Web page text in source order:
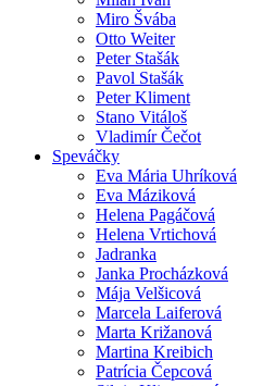
Miro Švába
Otto Weiter
Peter Stašák
Pavol Stašák
Peter Kliment
Stano Vitáloš
Vladimír Čečot
Speváčky
Eva Mária Uhríková
Eva Máziková
Helena Pagáčová
Helena Vrtichová
Jadranka
Janka Procházková
Mája Velšicová
Marcela Laiferová
Marta Križanová
Martina Kreibich
Patrícia Čepcová